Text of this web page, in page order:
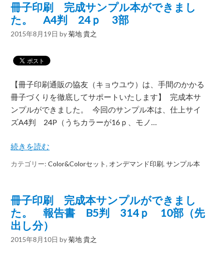
冊子印刷 完成サンプル本ができまし
た。 A4判 24ｐ 3部
2015年8月19日 by菊地 貴之
【冊子印刷通販の協友（キョウユウ）は、手間のかかる
冊子づくりを徹底してサポートいたします】 完成本サ
ンプルができました。 今回のサンプル本は、仕上サイ
ズA4判 24P（うちカラーが16ｐ、モノ…
続きを読む
カテゴリー:Color&Colorセット, オンデマンド印刷,サンプル本
冊子印刷 完成本サンプルができまし
た。 報告書 B5判 314ｐ 10部（先
出し分）
2015年8月10日 by菊地 貴之